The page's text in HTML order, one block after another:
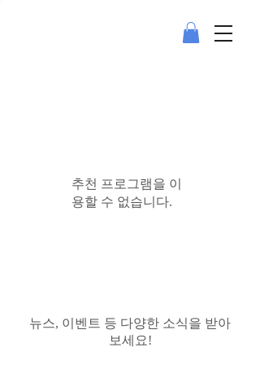
추천 프로그램을 이
용할 수 없습니다.
뉴스, 이벤트 등 다양한 소식을 받아
보세요!